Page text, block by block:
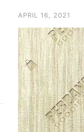
APRIL 16, 2021